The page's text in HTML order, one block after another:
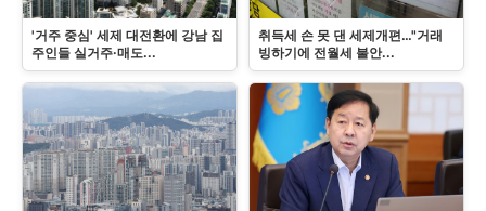
'거주 중심' 세제 대전환에 강남 집
주인들 실거주·매도...
취득세 손 못 댄 세제개편…"거래
빙하기에 전월세 불안...